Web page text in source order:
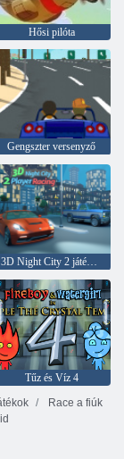
Hősi pilóta
Gengszter versenyző
Tűz és Víz 4
Race a fiúk